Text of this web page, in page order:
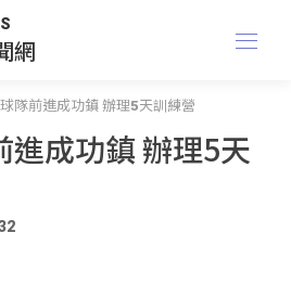
網
隊前進成功鎮 辦理5天訓練營
進成功鎮 辦理5天